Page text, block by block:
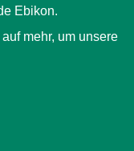
Ebikon.
mehr, um unsere